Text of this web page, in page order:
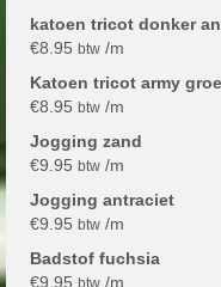
katoen tricot donker
€8.95 btw /m
Katoen tricot army
€8.95 btw /m
Jogging zand
€9.95 btw /m
Jogging antraciet
€9.95 btw /m
Badstof fuchsia
€9.95 btw /m